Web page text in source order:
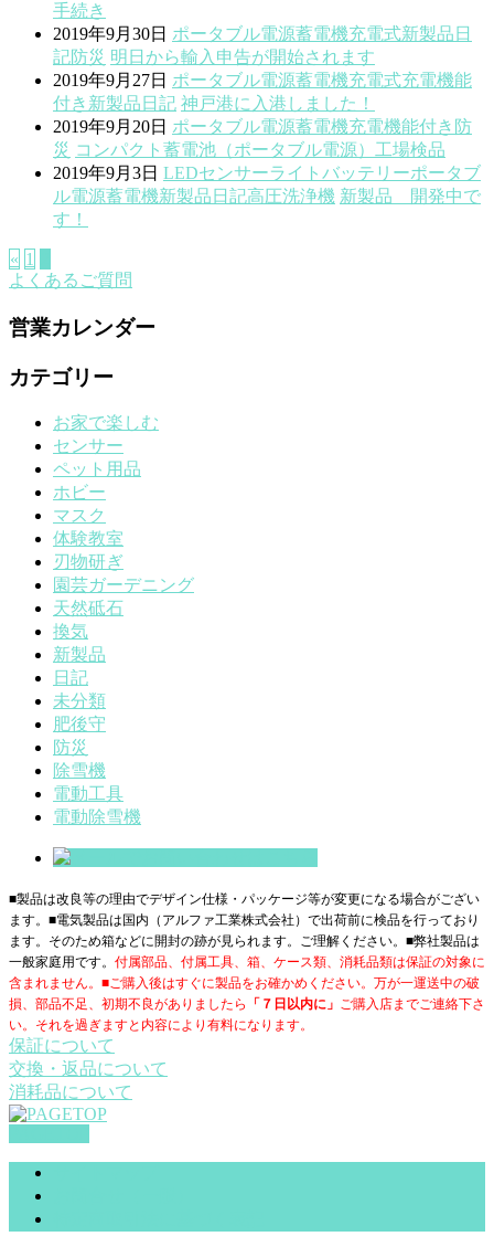
手続き
2019年9月30日 ポータブル電源蓄電機充電式新製品 日
記防災 明日から輸入申告が開始されます
2019年9月27日 ポータブル電源蓄電機充電式充電機能
付き 新製品 日記 神戸港に入港しました！
2019年9月20日 ポータブル電源蓄電機充電機能付き 防
災 コンパクト蓄電池（ポータブル電源）工場検品
2019年9月3日 LEDセンサーライト バッテリーポータブ
ル電源蓄電機新製品 日記高圧洗浄機 新製品 開発中で
す！
« 1
よくあるご質問
営業カレンダー
カテゴリー
お家で楽しむ
センサー
ペット用品
ホビー
マスク
体験教室
刃物研ぎ
園芸ガーデニング
天然砥石
換気
新製品
日記
未分類
肥後守
防災
除雪機
電動工具
電動除雪機
■製品は改良等の理由でデザイン仕様・パッケージ等が変更になる場合がござい
ます。■電気製品は国内（アルファ工業株式会社）で出荷前に検品を行っており
ます。そのため箱などに開封の跡が見られます。ご理解ください。■弊社製品は
一般家庭用です。 付属部品、付属工具、箱、ケース類、消耗品類は保証の対象に
含まれません。■ご購入後はすぐに製品をお確かめください。万が一運送中の破
損、部品不足、初期不良がありましたら
「７日以内に」 ご購入店までご連絡下さ
い。それを過ぎますと内容により有料になります。
保証について
交換・返品について
消耗品について